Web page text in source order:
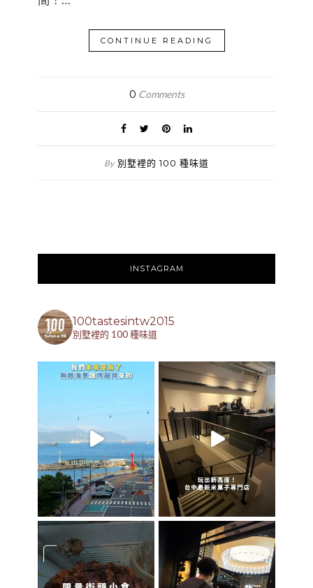
CONTINUE READING
0 Comments
By 別墅裡的 100 種味道
INSTAGRAM
100tastesintw2015
別墅裡的 100 種味道